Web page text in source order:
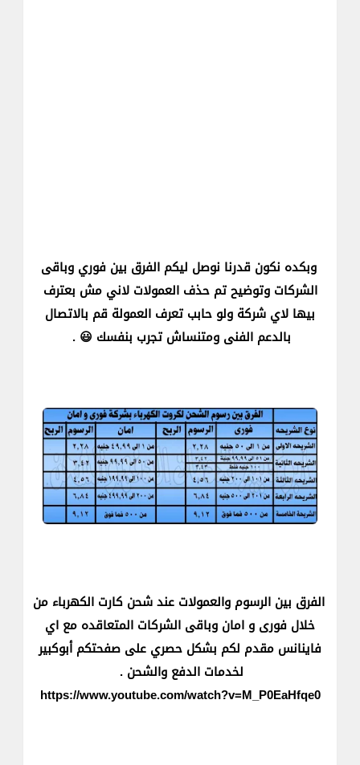
وبكده نكون قدرنا نوصل ليكم الفرق بين فوري وباقى
الشركات وتوضيح تم حذف العمولات لاني مش بعترف
بيها لاي شركة ولو حابب تعرف العمولة قم بالاتصال
بالدعم الفنى ومتنساش تجرب بنفسك 😃 .
الفرق بين الرسوم والعمولات عند شحن كارت الكهرباء من
خلال فورى و امان وباقى الشركات المتعاقده مع اي
فاينانس مقدم لكم بشكل حصري على صفحتكم أبوكبير
لخدمات الدفع والشحن .
https://www.youtube.com/watch?v=M_P0EaHfqe0